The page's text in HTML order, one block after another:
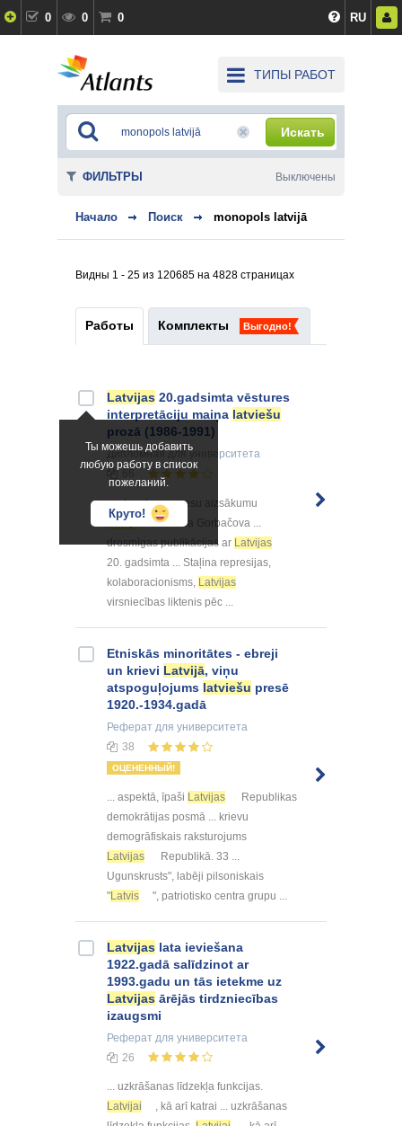
0 0 0 RU
ТИПЫ РАБОТ
Искать
Начало Поиск monopols latvijā
Видны 1 - 25 из 120685 на 4828 страницах
Работы Комплекты Выгодно!
Ты можешь добавить
любую работу в список
пожеланий.
Круто!
Latvijas 20.gadsimta vēstures
interpretāciju maiņa latviešu
prozā (1986-1991)
Дипломнаядля университета
... atmodas procesu aizsākumu
Latvijā
. Mihaila Gorbačova ...
drosmīgas publikācijas ar Latvijas
20. gadsimta ... Staļina represijas,
kolaboracionisms, Latvijas
virsniecības liktenis pēc ...
Etniskās minoritātes - ebreji
un krievi Latvijā, viņu
atspoguļojums latviešu presē
1920.-1934.gadā
Реферат для университета
38
ОЦЕНЕННЫЙ!
... aspektā, īpaši Latvijas
Republikas
demokrātijas posmā ... krievu
demogrāfiskais raksturojums
Latvijas
Republikā. 33 ...
Ugunskrusts", labēji pilsoniskais
"Latvis ", patriotisko centra grupu ...
Latvijas lata ieviešana
1922.gadā salīdzinot ar
1993.gadu un tās ietekme uz
Latvijas ārējās tirdzniecības
izaugsmi
Реферат для университета
26
... uzkrāšanas līdzekļa funkcijas.
Latvijai
, kā arī katrai ... uzkrāšanas
ФИЛЬТРЫ Выключены